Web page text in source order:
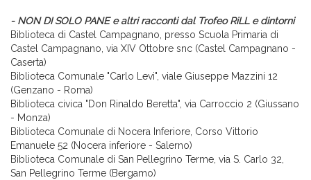
- NON DI SOLO PANE e altri racconti dal Trofeo RiLL e dintorni
Biblioteca di Castel Campagnano, presso Scuola Primaria di
Castel Campagnano, via XIV Ottobre snc (Castel Campagnano -
Caserta)
Biblioteca Comunale "Carlo Levi", viale Giuseppe Mazzini 12
(Genzano - Roma)
Biblioteca civica "Don Rinaldo Beretta", via Carroccio 2 (Giussano
- Monza)
Biblioteca Comunale di Nocera Inferiore, Corso Vittorio
Emanuele 52 (Nocera inferiore - Salerno)
Biblioteca Comunale di San Pellegrino Terme, via S. Carlo 32,
San Pellegrino Terme (Bergamo)